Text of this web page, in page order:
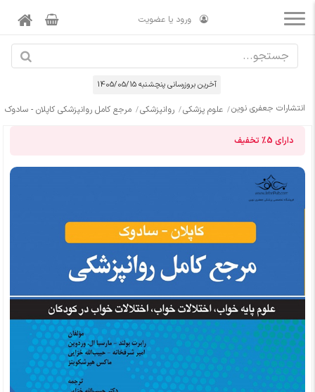
ورود یا عضویت
آخرین بروزرسانی پنچشنبه 1405/05/15
انتشارات جعفری نوین علوم پزشکی روانپزشکی مرجع کامل روانپزشکی کاپلان - سادوک
دارای 5% تخفیف